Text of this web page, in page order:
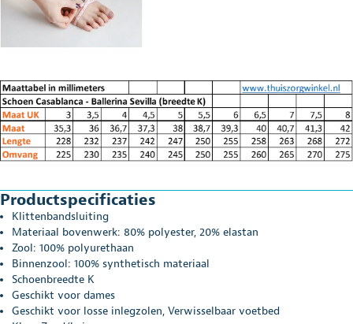
Productspecificaties
Klittenbandsluiting
Materiaal bovenwerk: 80% polyester, 20% elastan
Zool: 100% polyurethaan
Binnenzool: 100% synthetisch materiaal
Schoenbreedte K
Geschikt voor dames
Geschikt voor losse inlegzolen, Verwisselbaar voetbed